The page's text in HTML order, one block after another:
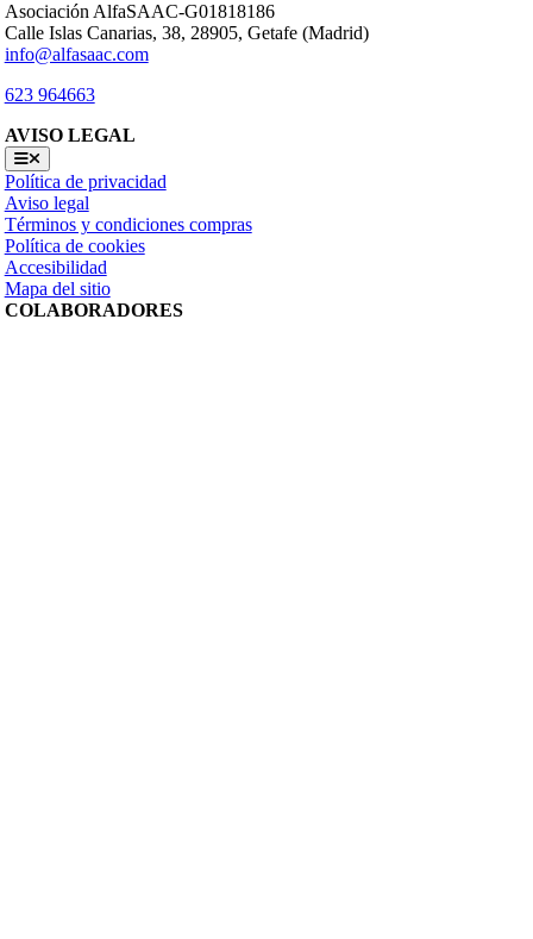
Asociación AlfaSAAC-G01818186
Calle Islas Canarias, 38, 28905, Getafe (Madrid)
info@alfasaac.com
623 964663
AVISO LEGAL
Toggle
Navigation
Política de privacidad
Aviso legal
Términos y condiciones compras
Política de cookies
Accesibilidad
Mapa del sitio
COLABORADORES